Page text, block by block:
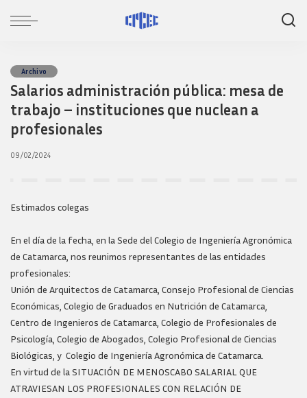
Archivo
Salarios administración pública: mesa de
trabajo – instituciones que nuclean a
profesionales
09/02/2024
Estimados colegas
En el día de la fecha, en la Sede del Colegio de Ingeniería Agronómica
de Catamarca, nos reunimos representantes de las entidades
profesionales:
Unión de Arquitectos de Catamarca, Consejo Profesional de Ciencias
Económicas, Colegio de Graduados en Nutrición de Catamarca,
Centro de Ingenieros de Catamarca, Colegio de Profesionales de
Psicología, Colegio de Abogados, Colegio Profesional de Ciencias
Biológicas, y Colegio de Ingeniería Agronómica de Catamarca.
En virtud de la SITUACIÓN DE MENOSCABO SALARIAL QUE
ATRAVIESAN LOS PROFESIONALES CON RELACIÓN DE